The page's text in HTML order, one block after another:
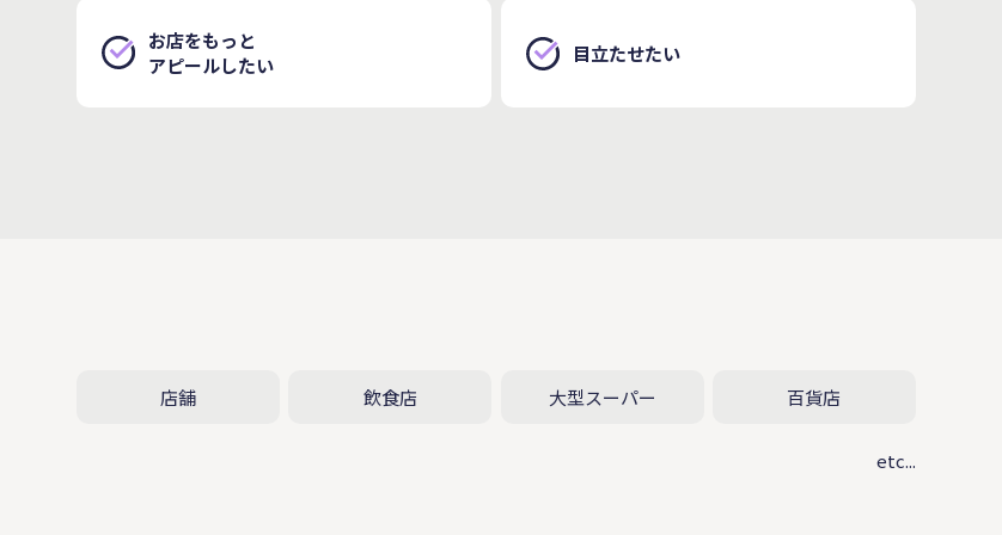
お店をもっと
アピールしたい
目立たせたい
店舗 飲食店 大型スーパー 百貨店
etc...